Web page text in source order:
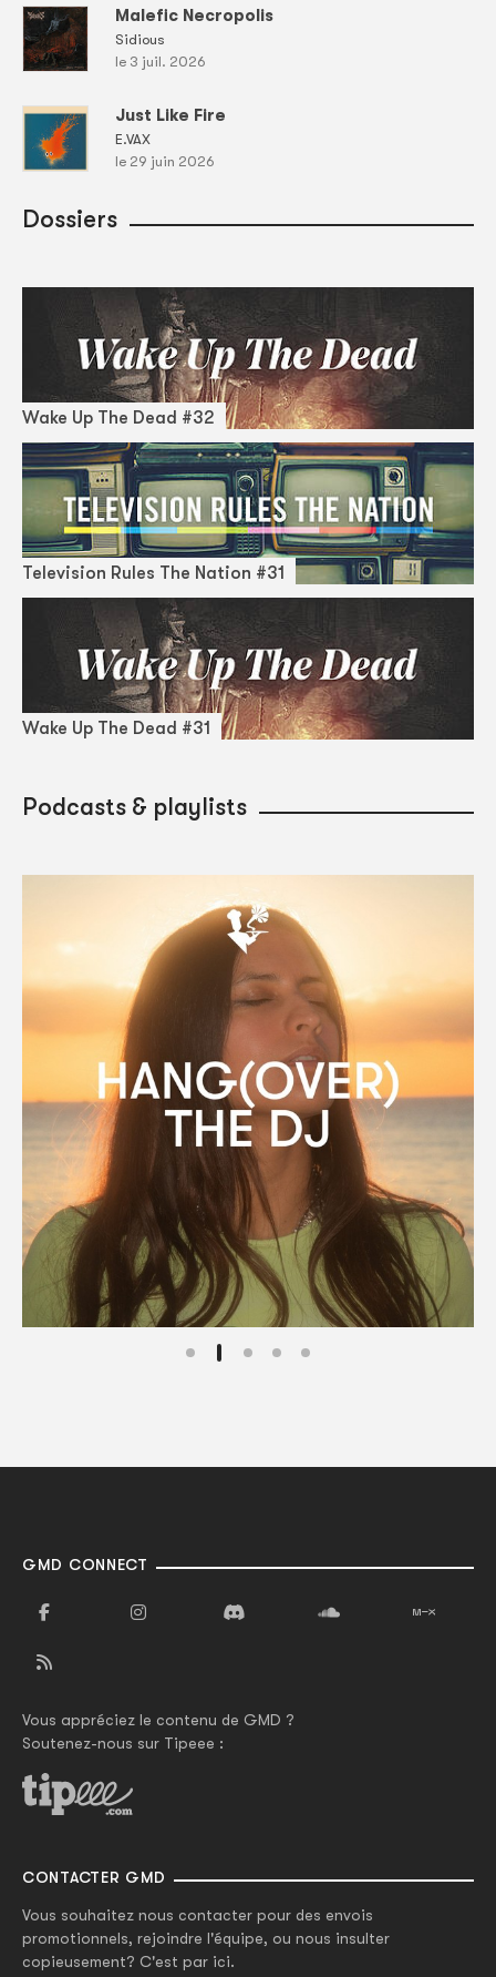
Malefic Necropolis
Sidious
le 3 juil. 2026
Just Like Fire
E.VAX
le 29 juin 2026
Dossiers
Wake Up The Dead #32
Television Rules The Nation #31
Wake Up The Dead #31
Podcasts & playlists
GMD CONNECT
Vous appréciez le contenu de GMD ?
Soutenez-nous sur Tipeee :
CONTACTER GMD
Vous souhaitez nous contacter pour des envois
promotionnels, rejoindre l'équipe, ou nous insulter
copieusement? C'est par ici.